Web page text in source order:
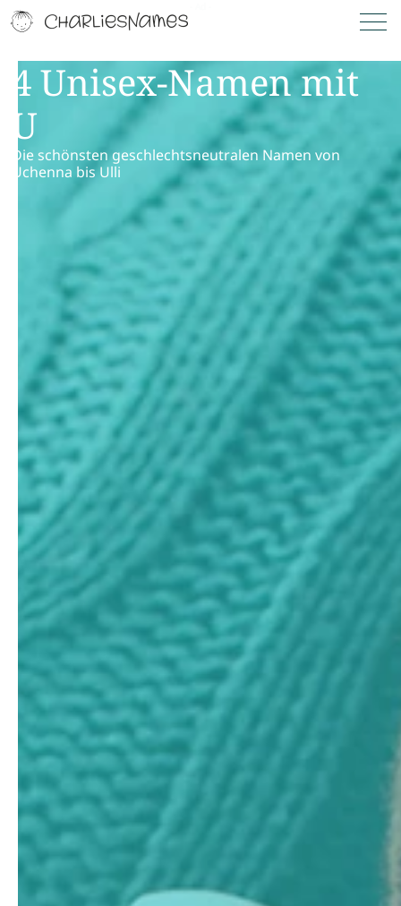
4 Unisex-Namen mit
U
Die schönsten geschlechtsneutralen Namen von
Uchenna bis Ulli